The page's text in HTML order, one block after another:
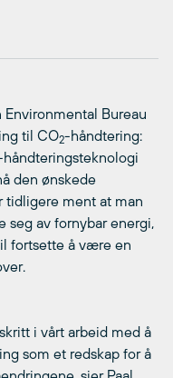
Environmental Bureau
til CO2-håndtering:
den ønskede
tidligere ment at man
seg av fornybar energi,
fortsette å være en
i vårt arbeid med å
som et redskap for å